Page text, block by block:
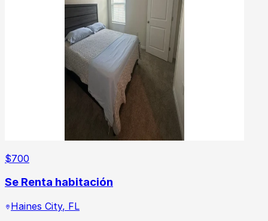
$700
Se Renta habitación
Haines City, FL